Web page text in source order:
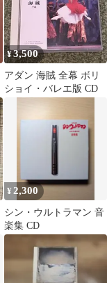
¥3,500
アダン 海賊 全幕 ボリ
ショイ・バレエ版 CD
¥ 2,300
シン・ウルトラマン 音
楽集 CD